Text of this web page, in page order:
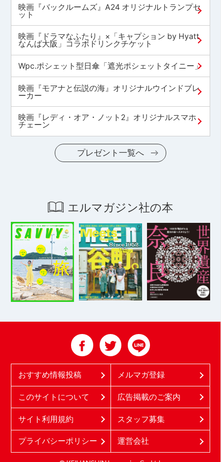
映画『バックルームズ』A24 オリジナルトランプセ
ット
映画『ドラマなふたり』×「キャプション by Hyatt
なんば大阪」コラボドリンクチケット
Wpc.ポシェット型日傘「遮光ポシェットタイニー」
映画『モアナと伝説の海』オリジナルウインドブレ
ーカー
映画『レディ・オア・ノット2』オリジナルスマホ
チェーン
プレゼント一覧へ
エルマガジン社の本
おすすめ情報投稿 メルマガ登録
このサイトについて 広告掲載のご案内
サイト利用規約 スタッフ募集
プライバシーポリシー 運営会社